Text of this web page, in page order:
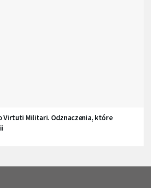
Virtuti Militari. Odznaczenia, które